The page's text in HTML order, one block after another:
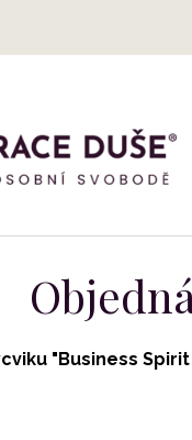
"Business